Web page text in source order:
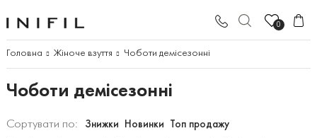
0
Головна Жіноче взуття Чоботи демісезонні
Чоботи демісезонні
Сортувати по: Знижки Новинки
Топ продажу